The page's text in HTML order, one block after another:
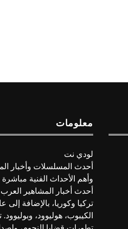
معلومات
لودي نت
أحدث المسلسلات وأخبار
وأهم الأحداث الفنية مباشرة
أحدث أخبار المشاهير
تركيا وكوريا، بالإضافة إلى
الكيبوب، هوليوود، وبوليوود.